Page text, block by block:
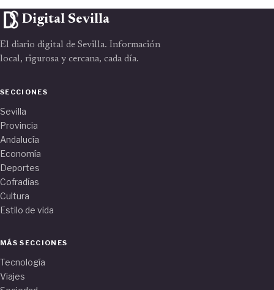
Digital Sevilla
El diario digital de Sevilla. Información
local, rigurosa y cercana, cada día.
SECCIONES
Sevilla
Provincia
Andalucía
Economía
Deportes
Cofradías
Cultura
Estilo de vida
MÁS SECCIONES
Tecnología
Viajes